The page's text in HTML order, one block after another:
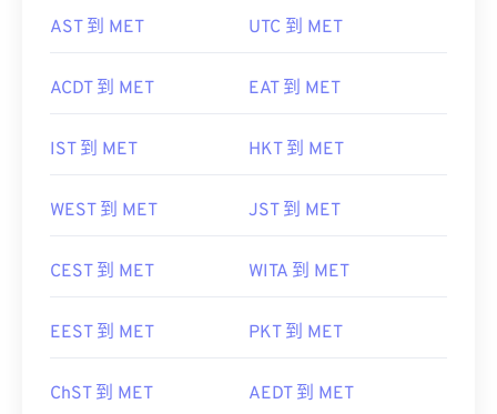
AST 到 MET UTC 到 MET
ACDT 到 MET EAT 到 MET
IST 到 MET HKT 到 MET
WEST 到 MET JST 到 MET
CEST 到 MET WITA 到 MET
EEST 到 MET PKT 到 MET
ChST 到 MET AEDT 到 MET